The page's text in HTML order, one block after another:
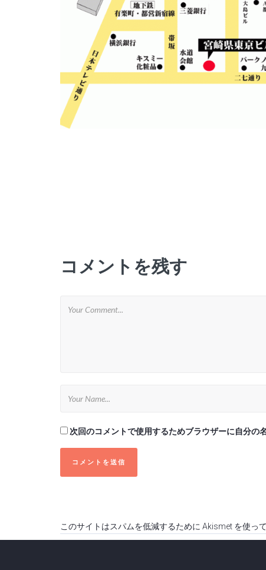
コメントを残す
次回のコメントで使用するためブラウザーに自分の
このサイトはスパムを低減するために Akismet を使って